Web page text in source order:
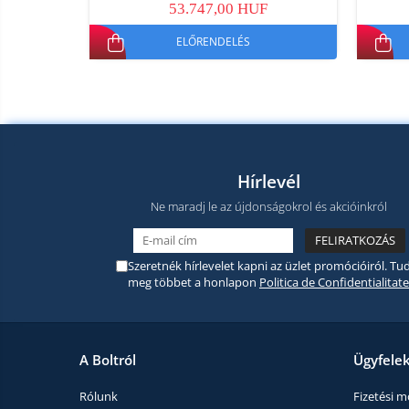
53.747,00 HUF
ELŐRENDELÉS
Hírlevél
Ne maradj le az újdonságokrol és akcióinkról
Szeretnék hírlevelet kapni az üzlet promócióiról.
meg többet a honlapon Politica de Confidentialitate
A Boltról
Rólunk Fizetési